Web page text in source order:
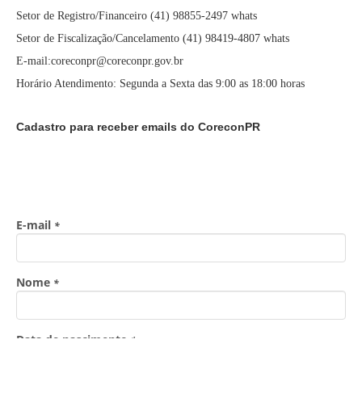
Setor de Registro/Financeiro (41) 98855-2497 whats
Setor de Fiscalização/Cancelamento (41) 98419-4807 whats
E-mail:coreconpr@coreconpr.gov.br
Horário Atendimento: Segunda a Sexta das 9:00 as 18:00 horas
Cadastro para receber emails do CoreconPR